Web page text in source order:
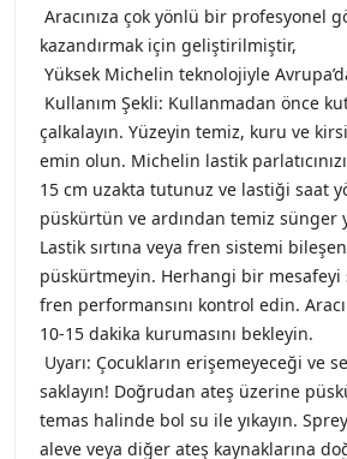
Aracınıza çok yönlü bir profesyonel
kazandırmak için geliştirilmiştir,
Yüksek Michelin teknolojiyle
Kullanım Şekli: Kullanmadan önce
çalkalayın. Yüzeyin temiz, kuru ve
emin olun. Michelin lastik
15 cm uzakta tutunuz ve lastiği saat
püskürtün ve ardından temiz sünger
Lastik sırtına veya fren sistemi
püskürtmeyin. Herhangi bir mesafeyi
fren performansını kontrol edin.
10-15 dakika kurumasını bekleyin.
Uyarı: Çocukların erişemeyeceği ve
saklayın! Doğrudan ateş üzerine
temas halinde bol su ile yıkayın.
aleve veya diğer ateş kaynaklarına